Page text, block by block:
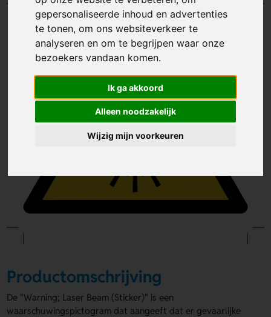
gepersonaliseerde inhoud en advertenties
te tonen, om ons websiteverkeer te
analyseren en om te begrijpen waar onze
bezoekers vandaan komen.
Ik ga akkoord
Alleen noodzakelijk
Wijzig mijn voorkeuren
Productomschrijving
De "Warning; Laser Beam (Sticker)" is een
waarschuwingspictogram dat aangeeft dat er gevaarlijke